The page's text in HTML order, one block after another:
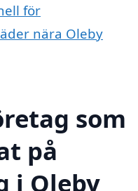
för
nära Oleby
som
på
i Oleby